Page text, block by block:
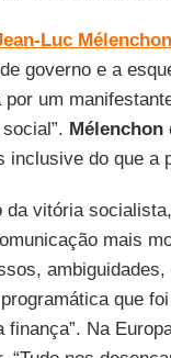
Luc Mélenchon
governo e a
um
Mélenchon
do que a
vitória
mais
que
Na